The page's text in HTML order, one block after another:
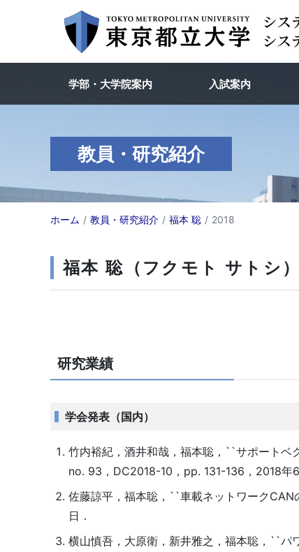
学部・大学院案内 入試案内
教員・研究紹介
ホーム 教員・研究紹介 福本 聡 2018
福本 聡（フクモト サトシ
研究業績
学会発表（国内）
竹内裕紀，酒井和哉，福本聡，``サポートベ
no. 93，DC2018-10，pp. 131-136，2018年
佐藤諒平，福本聡，``車載ネットワーク
日．
横山慎吾，大原衛，新井雅之，福本聡，``パ